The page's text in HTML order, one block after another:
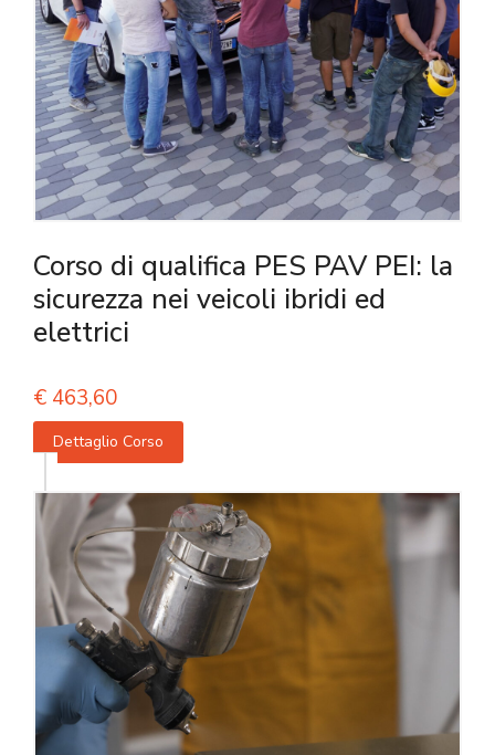
Corso di qualifica PES PAV PEI: la
sicurezza nei veicoli ibridi ed
elettrici
€ 463,60
Dettaglio Corso